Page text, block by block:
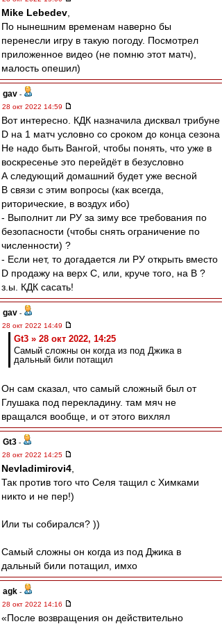
Mike Lebedev
По нынешним временам наверно бы
перенесли игру в такую погоду. Посмотрел
приложенное видео (не помню этот матч),
малость опешил)
gav -
28 окт 2022 14:59
Вот интересно. КДК назначила дисквал трибуне
D на 1 матч условно со сроком до конца сезона
Не надо быть Вангой, чтобы понять, что уже в
воскресенье это перейдёт в безусловно
А следующий домашний будет уже весной
В связи с этим вопросы (как всегда,
риторические, в воздух ибо)
- Выполнит ли РУ за зиму все требования по
безопасности (чтобы снять ограничение по
численности) ?
- Если нет, то догадается ли РУ открыть вместо
D продажу на верх С, или, круче того, на B ?
з.ы. КДК сасать!
gav -
28 окт 2022 14:49
Gt3 » 28 окт 2022, 14:25
Самый сложны он когда из под Джика в
дальный били потащил
Он сам сказал, что самый сложный был от
Глушака под перекладину. там мяч не
вращался вообще, и от этого вихлял
Gt3 -
28 окт 2022 14:25
Nevladimirovi4
Так против того что Селя тащил с Химками
никто и не пер!)
Или ты собирался? ))
Самый сложны он когда из под Джика в
дальный били потащил, имхо
agk -
28 окт 2022 14:16
«После возвращения он действительно